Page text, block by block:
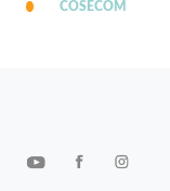
COSECOM